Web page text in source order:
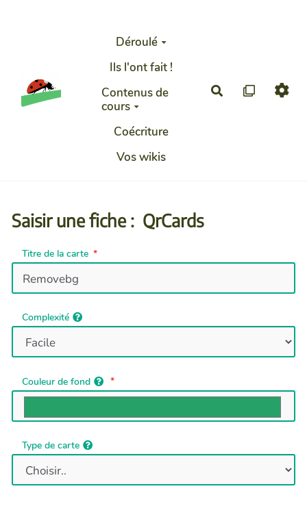
Déroulé
Ils l'ont fait !
Contenus de
cours
Coécriture
Vos wikis
Rechercher
Saisir une fiche : QrCards
Titre de la carte
Complexité
Couleur de fond
Type de carte